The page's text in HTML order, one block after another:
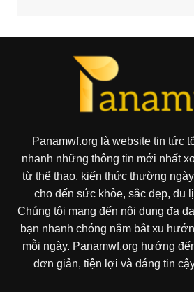
Panamwf.org là website tin tức
nhanh những thông tin mới nhất
từ thể thao, kiến thức thường
cho đến sức khỏe, sắc đẹp, du
Chúng tôi mang đến nội dung đa
bạn nhanh chóng nắm bắt xu
mỗi ngày. Panamwf.org hướng
đơn giản, tiện lợi và đáng tin